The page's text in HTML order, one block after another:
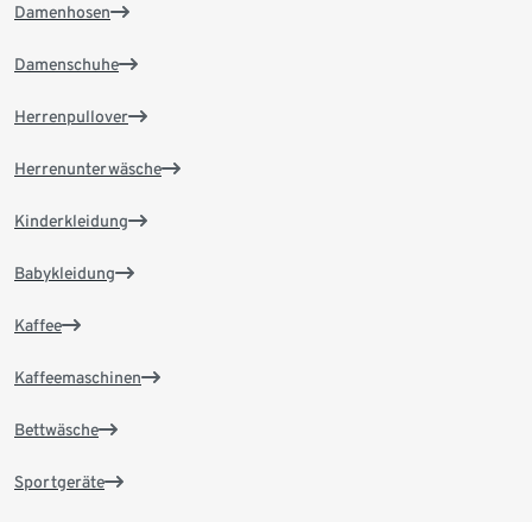
Damenhosen
Damenschuhe
Herrenpullover
Herrenunterwäsche
Kinderkleidung
Babykleidung
Kaffee
Kaffeemaschinen
Bettwäsche
Sportgeräte